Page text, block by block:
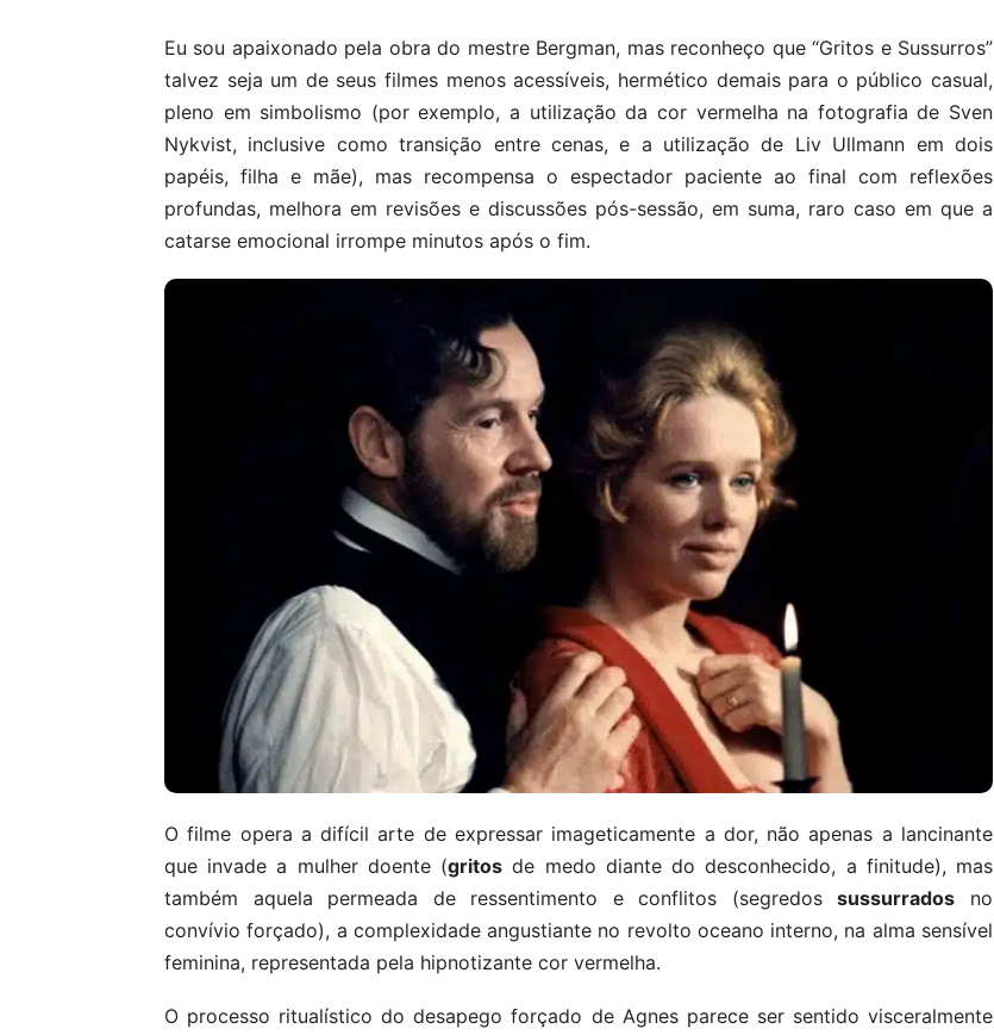
Eu sou apaixonado pela obra do mestre Bergman, mas reconheço que “Gritos e Sussurros”
talvez seja um de seus filmes menos acessíveis, hermético demais para o público casual,
pleno em simbolismo (por exemplo, a utilização da cor vermelha na fotografia de Sven
Nykvist, inclusive como transição entre cenas, e a utilização de Liv Ullmann em dois
papéis, filha e mãe), mas recompensa o espectador paciente ao final com reflexões
profundas, melhora em revisões e discussões pós-sessão, em suma, raro caso em que a
catarse emocional irrompe minutos após o fim.
O filme opera a difícil arte de expressar imageticamente a dor, não apenas a lancinante
que invade a mulher doente (gritos de medo diante do desconhecido, a finitude), mas
também aquela permeada de ressentimento e conflitos (segredossussurrados no
convívio forçado), a complexidade angustiante no revolto oceano interno, na alma sensível
feminina, representada pela hipnotizante cor vermelha.
O processo ritualístico do desapego forçado de Agnes parece ser sentido visceralmente